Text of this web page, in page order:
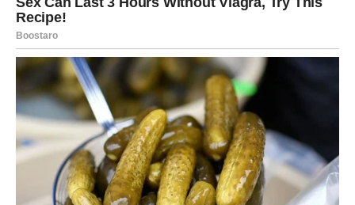
Kraj starih strahova
Mnogi pripadnici ovog znaka konačno će prestati da
sumnjaju u sebe. Posle dugog perioda nesigurnosti
dolazi vreme kada ćete jasno znati šta želite.
To će vam doneti ogromno olakšanje.
Početak srećnijeg perioda